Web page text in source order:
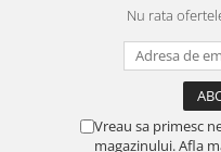
Nu rata
Vreau sa primesc
magazinului. Afla